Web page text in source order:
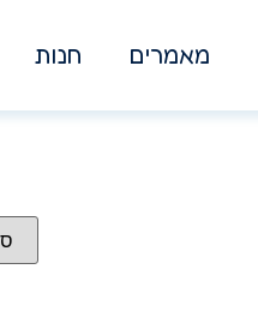
מאמרים חנות